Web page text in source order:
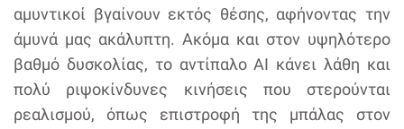
αμυντικοί βγαίνουν εκτός θέσης, αφήνοντας την
άμυνά μας ακάλυπτη. Ακόμα και στον υψηλότερο
βαθμό δυσκολίας, το αντίπαλο AI κάνει λάθη και
πολύ ριψοκίνδυνες κινήσεις που στερούνται
ρεαλισμού, όπως επιστροφή της μπάλας στον